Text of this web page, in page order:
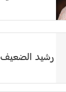
رشيد الضعيف